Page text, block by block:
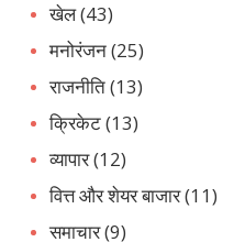
खेल(43)
मनोरंजन(25)
राजनीति(13)
क्रिकेट(13)
व्यापार(12)
वित्त और शेयर बाजार(11)
समाचार(9)